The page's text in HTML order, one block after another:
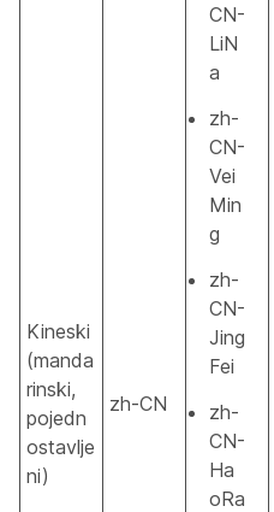
Kineski
(manda
rinski,
pojedn
ostavlje
ni)
zh-CN
CN-
LiN
a
zh-
CN-
Vei
Min
g
zh-
CN-
Jing
Fei
zh-
CN-
Ha
oRa